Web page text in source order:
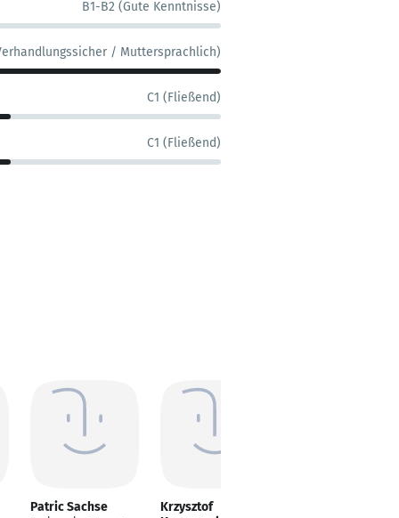
B1-B2 (Gute Kenntnisse)
/ Muttersprachlich)
C1 (Fließend)
C1 (Fließend)
Patric Sachse
Krzysztof